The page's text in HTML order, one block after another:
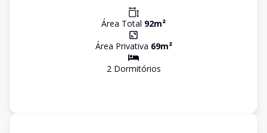
Área Total 92m²
Área Privativa 69m²
2Dormitórios